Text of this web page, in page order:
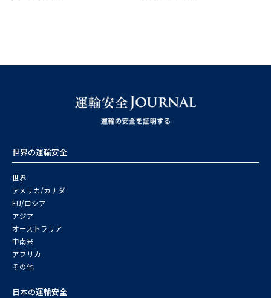
世界の運輸安全
世界
アメリカ/カナダ
EU/ロシア
アジア
オーストラリア
中南米
アフリカ
その他
日本の運輸安全